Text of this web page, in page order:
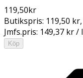
119,50kr
Butikspris: 119,50 kr,
Jmfs.pris: 149,37 kr / l
Köp